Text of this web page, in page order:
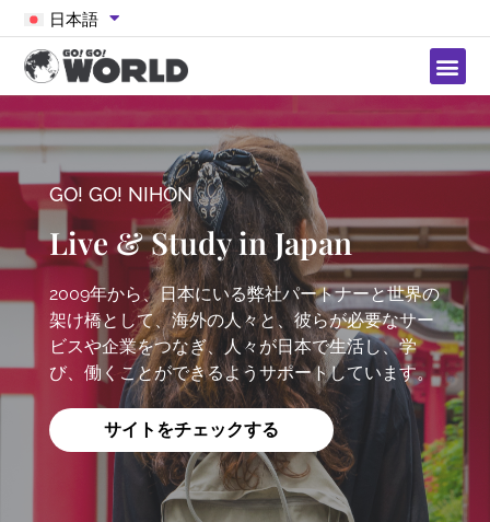
日本語
GO! GO! NIHON
Live & Study in Japan
2009年から、日本にいる弊社パートナーと世界の
架け橋として、海外の人々と、彼らが必要なサー
ビスや企業をつなぎ、人々が日本で生活し、学
び、働くことができるようサポートしています。
サイトをチェックする